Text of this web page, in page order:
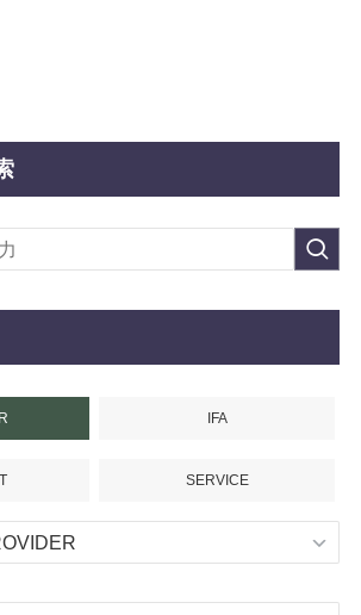
IFA
SERVICE